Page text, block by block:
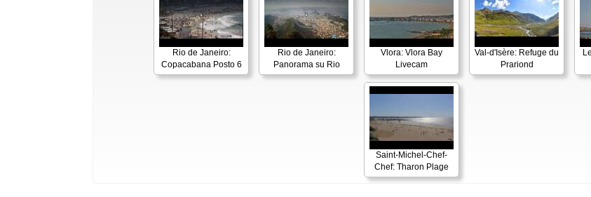
Rio de Janeiro:
Copacabana Posto 6
Rio de Janeiro:
Panorama su Rio
Vlora: Vlora Bay
Livecam
Val-d'Isère: Refuge du
Prariond
Saint-Michel-Chef-
Chef: Tharon Plage